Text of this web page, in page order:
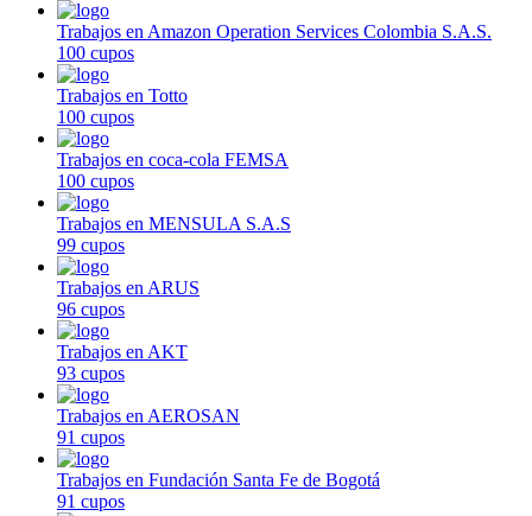
Trabajos en Amazon Operation Services Colombia S.A.S.
100 cupos
Trabajos en Totto
100 cupos
Trabajos en coca-cola FEMSA
100 cupos
Trabajos en MENSULA S.A.S
99 cupos
Trabajos en ARUS
96 cupos
Trabajos en AKT
93 cupos
Trabajos en AEROSAN
91 cupos
Trabajos en Fundación Santa Fe de Bogotá
91 cupos